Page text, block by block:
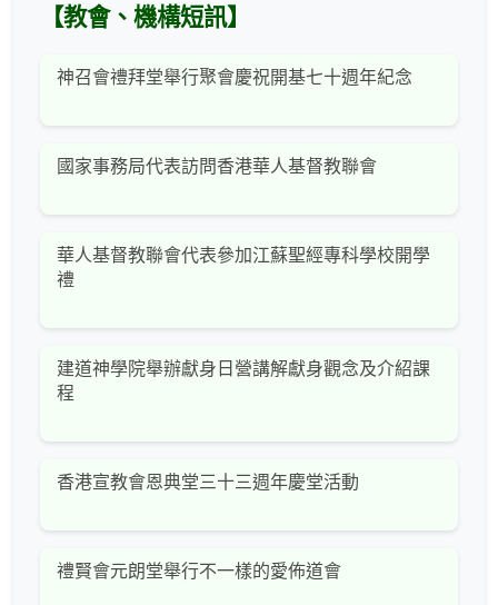
【教會、機構短訊】
神召會禮拜堂舉行聚會慶祝開基七十週年紀念
國家事務局代表訪問香港華人基督教聯會
華人基督教聯會代表參加江蘇聖經專科學校開學
禮
建道神學院舉辦獻身日營講解獻身觀念及介紹課
程
香港宣教會恩典堂三十三週年慶堂活動
禮賢會元朗堂舉行不一樣的愛佈道會